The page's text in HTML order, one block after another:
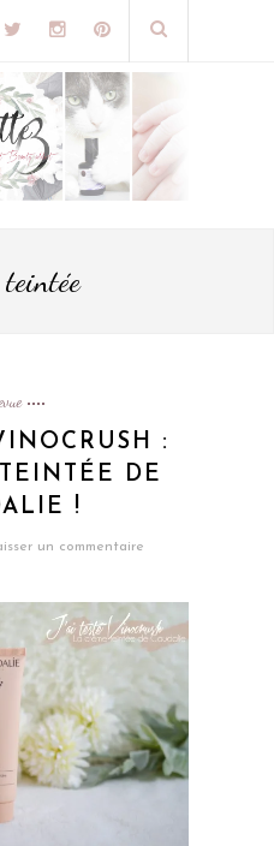
teintée
:
DE
!
un commentaire